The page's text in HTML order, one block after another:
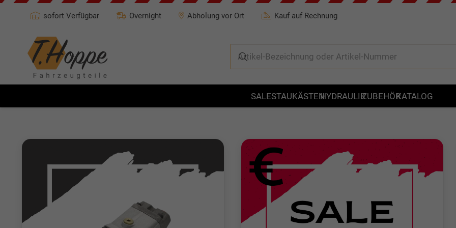
sofort Verfügbar Overnight Abholung vor Ort Kauf auf Rechnung
SALESTAUKÄSTENHYDRAULIKZUBEHÖRKATALOG